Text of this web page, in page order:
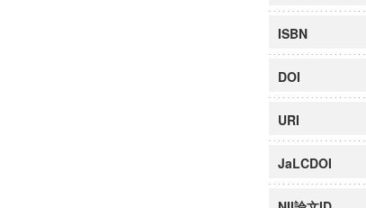
ISBN
DOI
URI
JaLCDOI